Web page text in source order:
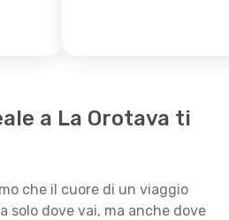
a La Orotava ti
che il cuore di un viaggio
solo dove vai, ma anche dove